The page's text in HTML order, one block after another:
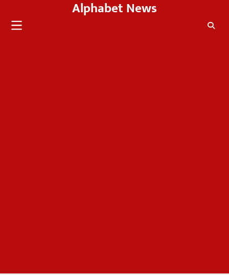
content
Alphabet News